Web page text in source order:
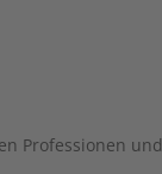
Professionen und